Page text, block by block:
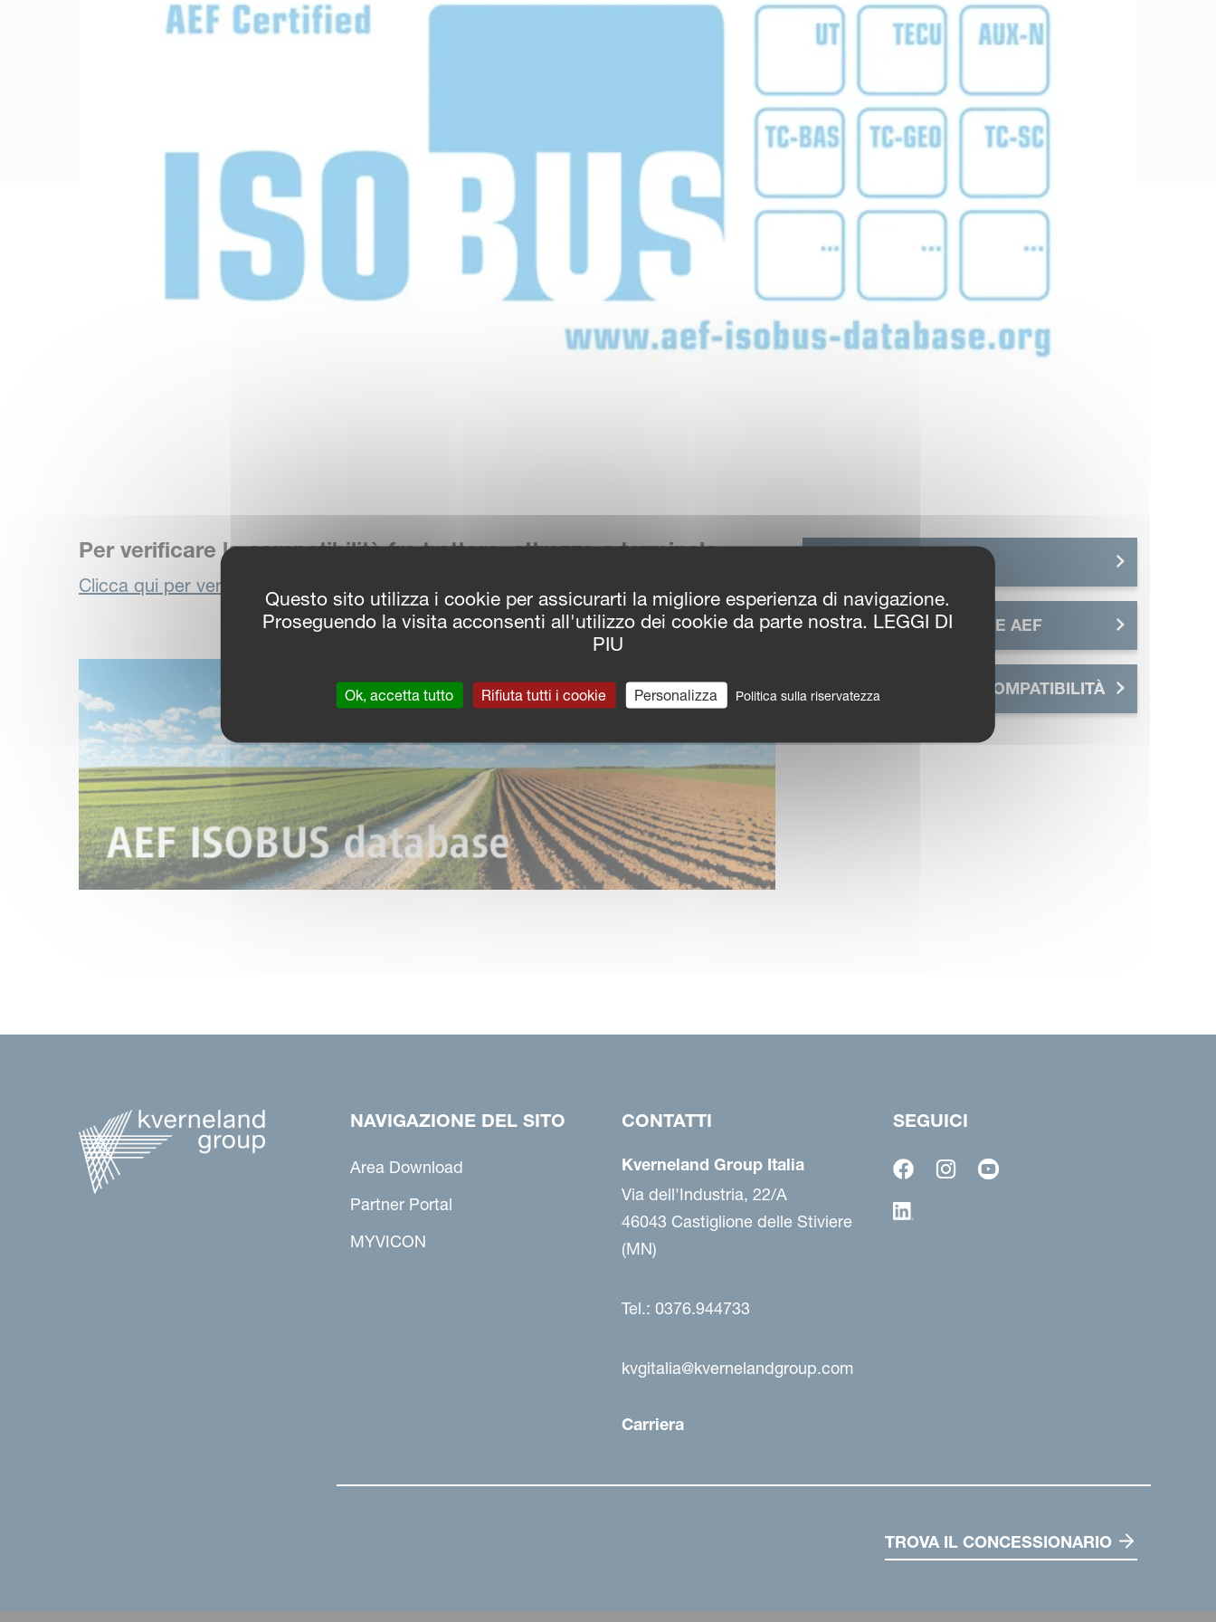
Per verificare la compatibilità fra trattore, attrezzo e terminale:
Clicca qui per verificare la compatibilità fra trattore e macchina
KVERNELAND GROUP E AEF
CONTROLLO DELLA COMPATIBILITÀ
NAVIGAZIONE DEL SITO
Area Download
Partner Portal
MYVICON
CONTATTI
Kverneland Group Italia
Via dell'Industria, 22/A
46043 Castiglione delle Stiviere
(MN)
Tel.: 0376.944733
kvgitalia@kvernelandgroup.com
Carriera
SEGUICI
TROVA IL CONCESSIONARIO
Questo sito utilizza i cookie per assicurarti la migliore esperienza di navigazione.
Proseguendo la visita acconsenti all'utilizzo dei cookie da parte nostra. LEGGI DI
PIU
Ok, accetta tutto Rifiuta tutti i cookie Personalizza Politica sulla riservatezza